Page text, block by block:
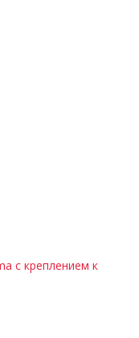
с креплением к